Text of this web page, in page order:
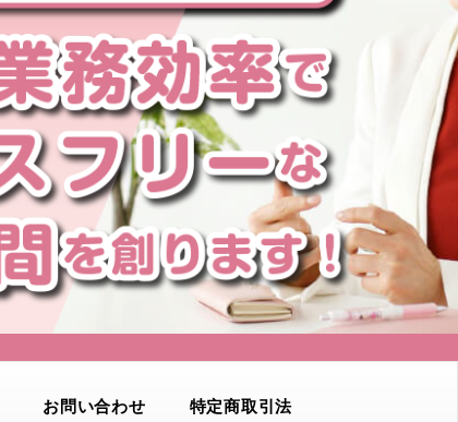
お問い合わせ 特定商取引法